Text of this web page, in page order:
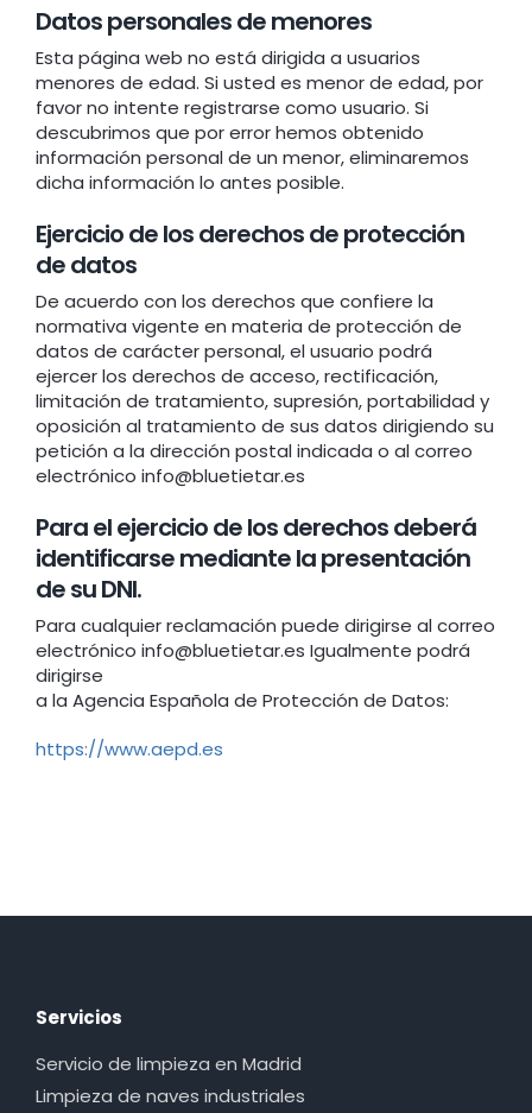
Datos personales de menores
Esta página web no está dirigida a usuarios
menores de edad. Si usted es menor de edad, por
favor no intente registrarse como usuario. Si
descubrimos que por error hemos obtenido
información personal de un menor, eliminaremos
dicha información lo antes posible.
Ejercicio de los derechos de protección
de datos
De acuerdo con los derechos que confiere la
normativa vigente en materia de protección de
datos de carácter personal, el usuario podrá
ejercer los derechos de acceso, rectificación,
limitación de tratamiento, supresión, portabilidad y
oposición al tratamiento de sus datos dirigiendo su
petición a la dirección postal indicada o al correo
electrónico info@bluetietar.es
Para el ejercicio de los derechos deberá
identificarse mediante la presentación
de su DNI.
Para cualquier reclamación puede dirigirse al correo
electrónico info@bluetietar.es Igualmente podrá
dirigirse
a la Agencia Española de Protección de Datos:
https://www.aepd.es
Servicios
Servicio de limpieza en Madrid
Limpieza de naves industriales